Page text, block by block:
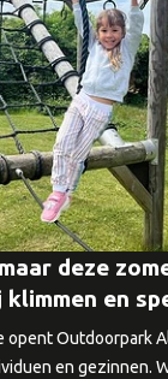
deze
en
opent Outdoorpark
en gezinnen.